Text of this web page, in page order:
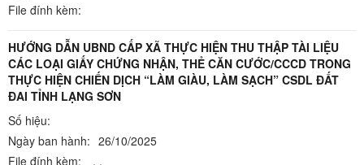
File đính kèm:
HƯỚNG DẪN UBND CẤP XÃ THỰC HIỆN THU THẬP TÀI LIỆU
CÁC LOẠI GIẤY CHỨNG NHẬN, THẺ CĂN CƯỚC/CCCD TRONG
THỰC HIỆN CHIẾN DỊCH “LÀM GIÀU, LÀM SẠCH” CSDL ĐẤT
ĐAI TỈNH LẠNG SƠN
Số hiệu:
Ngày ban hành: 26/10/2025
File đính kèm:
, ,